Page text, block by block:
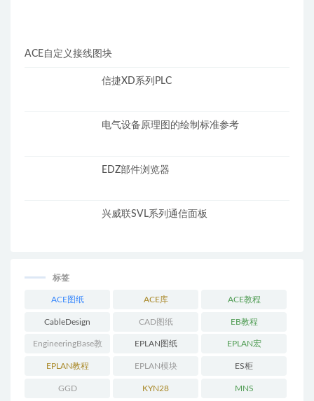
ACE自定义接线图块
信捷XD系列PLC
电气设备原理图的绘制标准参考
EDZ部件浏览器
兴威联SVL系列通信面板
标签
ACE图纸 ACE库 ACE教程
CableDesign CAD图纸 EB教程
EngineeringBase教
程
EPLAN图纸 EPLAN宏
EPLAN教程 EPLAN模块 ES柜
GGD KYN28 MNS